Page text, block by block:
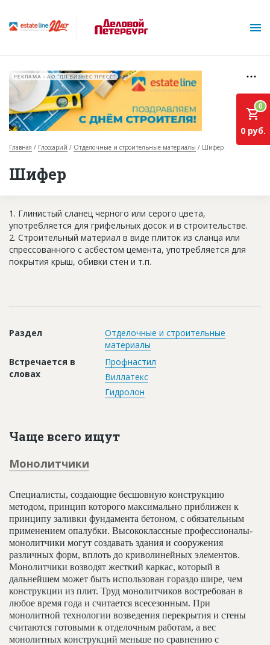
О проекте
База строящихся объектов
Инвестпроекты
Глоссарий
Контакты
РЕКЛАМА • АО "ДП БИЗНЕС ПРЕСС"
Главная Глоссарий Отделочные и строительные материалы Шифер
Шифер
0
0 руб.
1. Глинистый сланец черного или серого цвета,
употребляется для грифельных досок и в строительстве.
2. Строительный материал в виде плиток из сланца или
спрессованного с асбестом цемента, употребляется для
покрытия крыш, обивки стен и т.п.
Раздел
Отделочные и строительные
материалы
Встречается в
словах
Профнастил
Виллатекс
Гидролон
Чаще всего ищут
Монолитчики
Специалисты, создающие бесшовную конструкцию
методом, принцип которого максимально приближен к
принципу заливки фундамента бетоном, с обязательным
применением опалубки. Высококлассные профессионалы-
монолитчики могут создавать здания и сооружения
различных форм, вплоть до криволинейных элементов.
Монолитчики возводят жесткий каркас, который в
дальнейшем может быть использован гораздо шире, чем
конструкции из плит. Труд монолитчиков востребован в
любое время года и считается всесезонным. При
монолитной технологии возведения перекрытия и стены
считаются готовыми к отделочным работам, а вес
монолитных конструкций меньше по сравнению с